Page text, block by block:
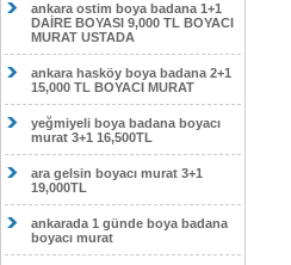
ankara ostim boya badana 1+1
DAİRE BOYASI 9,000 TL BOYACI
MURAT USTADA
ankara hasköy boya badana 2+1
15,000 TL BOYACI MURAT
yeğmiyeli boya badana boyacı
murat 3+1 16,500TL
ara gelsin boyacı murat 3+1
19,000TL
ankarada 1 günde boya badana
boyacı murat